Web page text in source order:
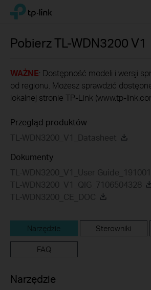
Click
navigation
TP-Link, Reliably Smart
PobierzTL-WDN3200 V1
WAŻNE: Dostępność modeli i wersji
od regionu. Możesz sprawdzić
lokalnej stronie TP-Link (www.tp-
Przegląd produktów
TL-WDN3200_V1_Datasheet
Dokumenty
TL-WDN3200_V1_User
TL-WDN3200_V1_QIG_7106504328
TL-WDN3200_CE_DOC
Narzędzie Sterowniki
FAQ
Narzędzie